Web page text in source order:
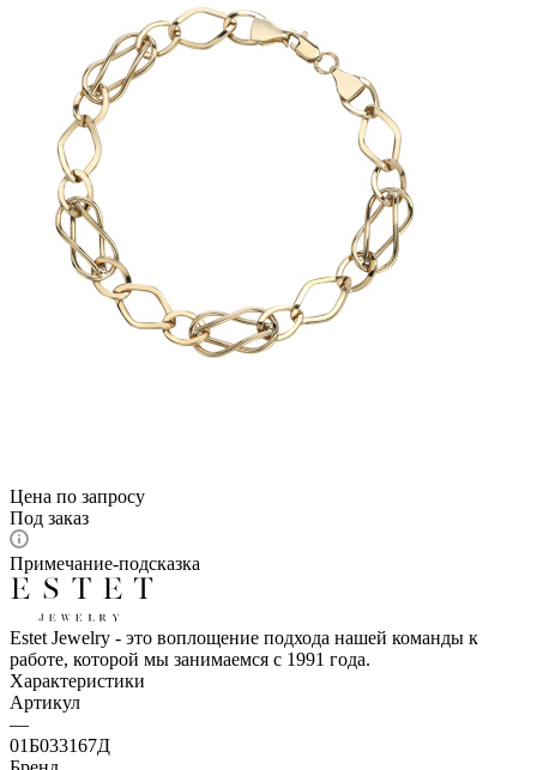
Цена по запросу
Под заказ
Примечание-подсказка
Estet Jewelry - это воплощение подхода нашей команды к
работе, которой мы занимаемся с 1991 года.
Характеристики
Артикул
—
01Б033167Д